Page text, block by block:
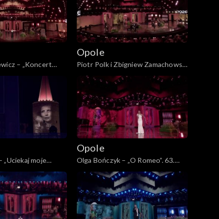
– „Koncert
świerszcze”. 63.
już nie będzie...”.
Magdzie Umer i
Opole
Piotr Polk i Zbigniew Zamachowski
– „Naprawdę nie dzieje się nic”. 63.
KFPP: „Kiedy mnie już nie będzie...”.
Koncert w hołdzie Magdzie Umer i
Agnieszce Osieckiej
„Uciekaj moje
„Kiedy mnie już
w hołdzie
i Agnieszce
Opole
Olga Bończyk – „O Romeo”. 63.
KFPP: „Kiedy mnie już nie będzie...”.
Koncert w hołdzie Magdzie Umer i
Agnieszce Osieckiej